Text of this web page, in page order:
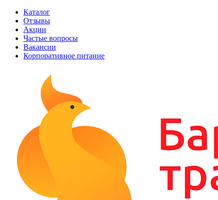
Каталог
Отзывы
Акции
Частые вопросы
Вакансии
Корпоративное питание